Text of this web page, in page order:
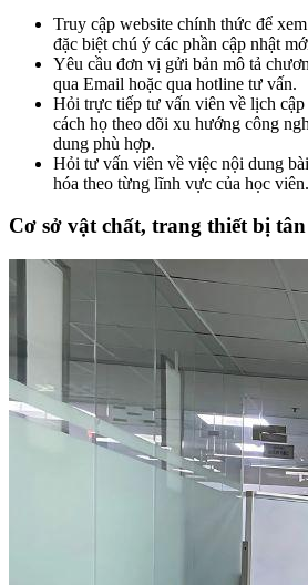
Truy cập website chính thức để
đặc biệt chú ý các phần cập nhật
Yêu cầu đơn vị gửi bản mô tả
qua Email hoặc qua hotline tư vấn.
Hỏi trực tiếp tư vấn viên về lịch
cách họ theo dõi xu hướng công
dung phù hợp.
Hỏi tư vấn viên về việc nội dung
hóa theo từng lĩnh vực của học viên.
Cơ sở vật chất, trang thiết bị